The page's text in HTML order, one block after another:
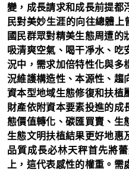
變，成長請求和成長前提都
民對美妙生涯的向往總體上
國民群眾對精美生態周遭
吸清爽空氣、喝干凈水、吃
況中，需求加倍特性化與多
況維護構造性、本源性、趨
資本型地域生態修復和扶植
財產依附資本要素投進的成
態價值轉化、碳匯買賣、生
生態文明扶植結果更好地惠
品質成長必林天秤首先將
上，這代表感性的權重。需